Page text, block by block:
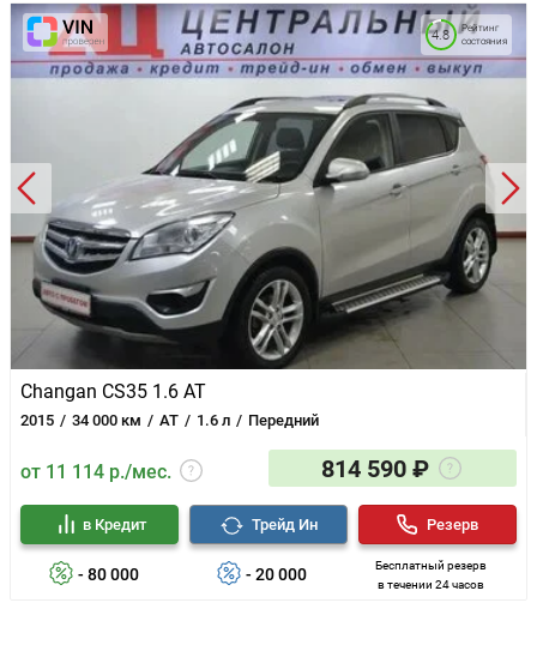
Changan CS35 1.6 AT
2015 34 000 км AT 1.6 л Передний
Рейтинг
состояния
4.8
от 11 114 р./мес. 814 590 ₽
- 80 000
в Кредит
- 20 000
Трейд Ин
Бесплатный резерв
в течении 24 часов
Резерв